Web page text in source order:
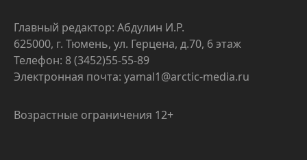
Главный редактор: Абдулин И.Р.
625000, г. Тюмень, ул. Герцена, д.70, 6 этаж
Телефон: 8 (3452)55-55-89
Электронная почта: yamal1@arctic-media.ru
Возрастные ограничения 12+